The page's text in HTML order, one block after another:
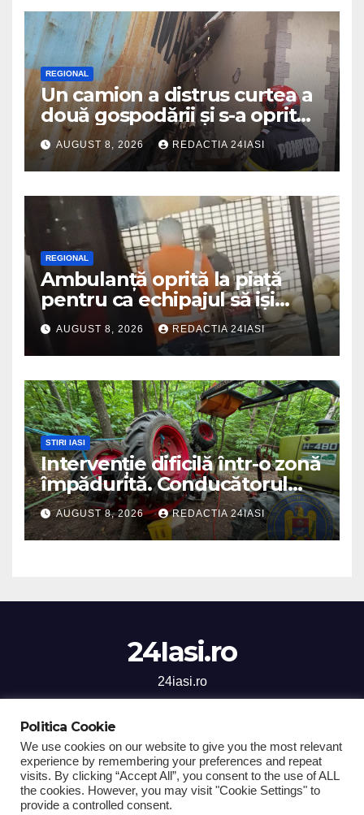
REGIONAL
Un camion a distrus curtea a
două gospodării și s-a oprit
intr-o locuință
AUGUST 8, 2026 REDACTIA 24IASI
REGIONAL
Ambulanță oprită la piață
pentru ca echipajul să iși
cumpere pepene și legume.
DSU a anuntat că va aplica
sancțiuni
AUGUST 8, 2026 REDACTIA 24IASI
STIRI IASI
Intervenție dificilă într-o zonă
împădurită. Conducătorul
unui tractor răsturnat, salvat
prin efortul comun al
echipajelor de intervenție
AUGUST 8, 2026 REDACTIA 24IASI
24Iasi.ro
24iasi.ro
Proudly powered by WordPress|Theme: Newsup byThemeansar
Home Stiri Iasi National
Politica Cookie
We use cookies on our website to give you the most relevant
experience by remembering your preferences and repeat
visits. By clicking “Accept All”, you consent to the use of ALL
the cookies. However, you may visit "Cookie Settings" to
provide a controlled consent.